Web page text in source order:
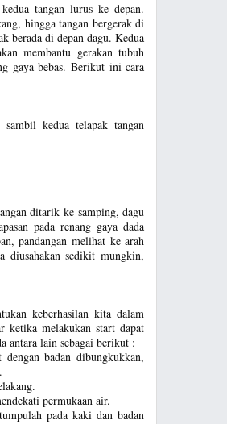
tangan lurus ke depan.
hingga tangan bergerak di
berada di depan dagu. Kedua
membantu gerakan tubuh
gaya bebas. Berikut ini cara
kedua telapak tangan
ditarik ke samping, dagu
pada renang gaya dada
pandangan melihat ke arah
diusahakan sedikit mungkin,
keberhasilan kita dalam
ketika melakukan start dapat
antara lain sebagai berikut :
badan dibungkukkan,
permukaan air.
pada kaki dan badan